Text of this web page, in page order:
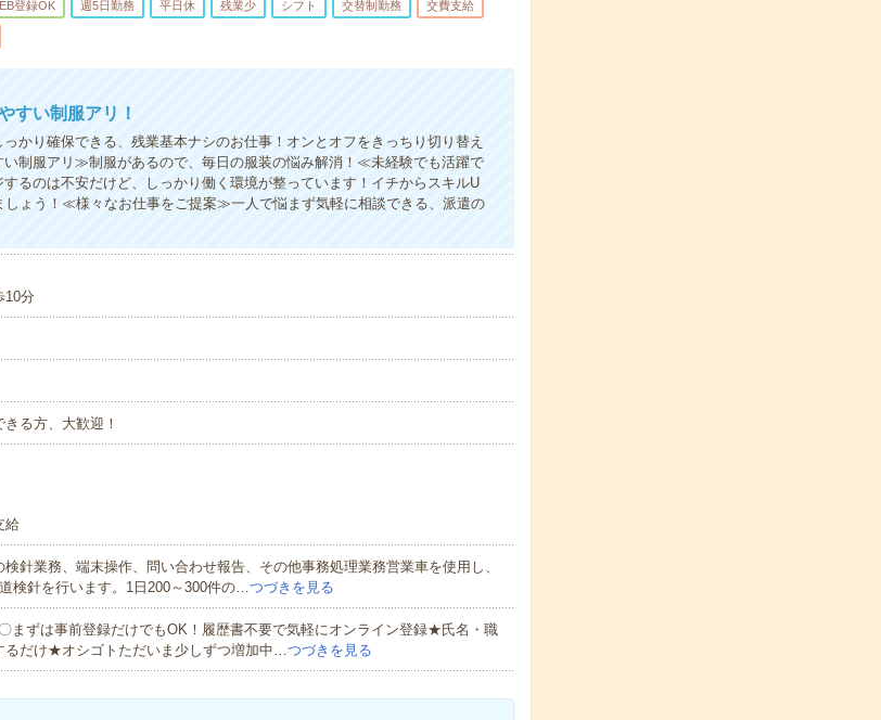
登録OK 週5日勤務 平日休 残業少 シフト 交替制勤務 交費支給
すい制服アリ！
かり確保できる、残業基本ナシのお仕事！オンとオフをきっちり切り替え
制服アリ≫制服があるので、毎日の服装の悩み解消！≪未経験でも活躍で
るのは不安だけど、しっかり働く環境が整っています！イチからスキルU
しょう！≪様々なお仕事をご提案≫一人で悩まず気軽に相談できる、派遣の
10分
る方、大歓迎！
給
針業務、端末操作、問い合わせ報告、その他事務処理業務営業車を使用し、
検針を行います。1日200～300件の…つづきを見る
まずは事前登録だけでもOK！履歴書不要で気軽にオンライン登録★氏名・職
るだけ★オシゴトただいま少しずつ増加中…つづきを見る